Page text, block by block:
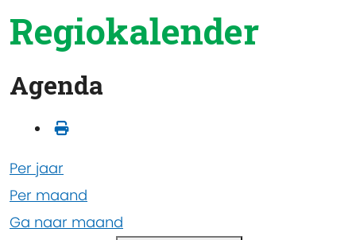
Regiokalender
Agenda
Per jaar
Per maand
Ga naar maand